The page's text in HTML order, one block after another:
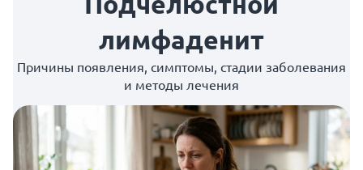
лимфаденит
Причины появления, симптомы, стадии заболевания
и методы лечения